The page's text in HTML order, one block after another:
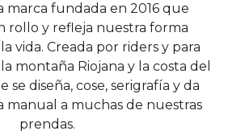
marca fundada en 2016 que
rollo y refleja nuestra forma
vida. Creada por riders y para
montaña Riojana y la costa del
se diseña, cose, serigrafía y da
manual a muchas de nuestras
prendas.